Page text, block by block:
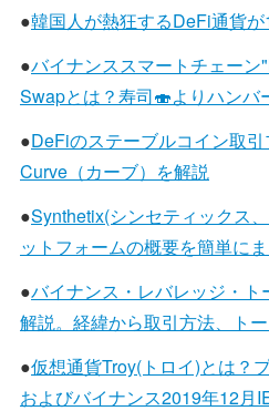
●韓国人が熱狂するDeFi通貨
●バイナンススマートチェー
Swapとは？寿司🍣よりハンバ
●DeFiのステーブルコイン取引
Curve（カーブ）を解説
●Synthetix(シンセティックス
ットフォームの概要を簡単に
●バイナンス・レバレッジ・
解説。経緯から取引方法、ト
●仮想通貨Troy(トロイ)とは？
およびバイナンス2019年12月